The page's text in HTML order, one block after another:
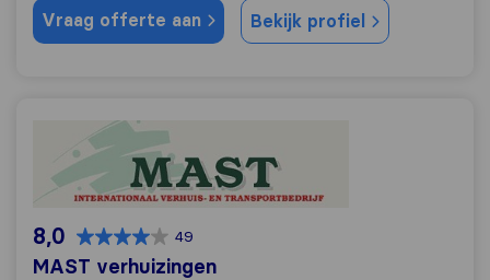
Vraag offerte aan Bekijk profiel
MAST verhuizingen
8,0 49
MAST verhuizingen